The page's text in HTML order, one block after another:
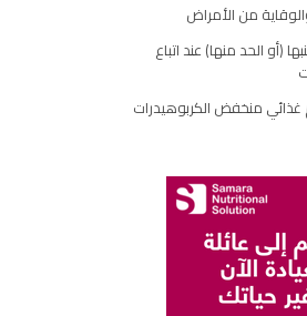
من الأمراض
(أو الحد منها) عند اتباع
غذائي منخفض الكربوهيدرات